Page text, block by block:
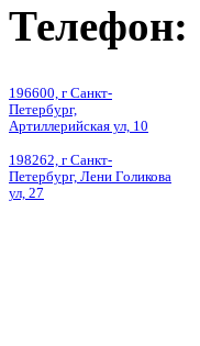
Телефон:
196600, г Санкт-
Петербург,
Артиллерийская ул, 10
198262, г Санкт-
Петербург, Лени Голикова
ул, 27